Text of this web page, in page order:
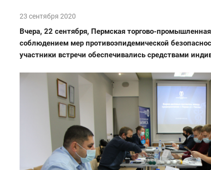
23 сентября 2020
Вчера, 22 сентября, Пермская торгово-
соблюдением мер противоэпидемической
участники встречи обеспечивались средствами